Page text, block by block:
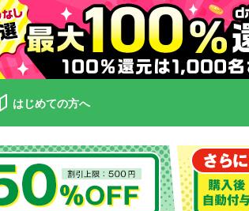
はじめての方へ